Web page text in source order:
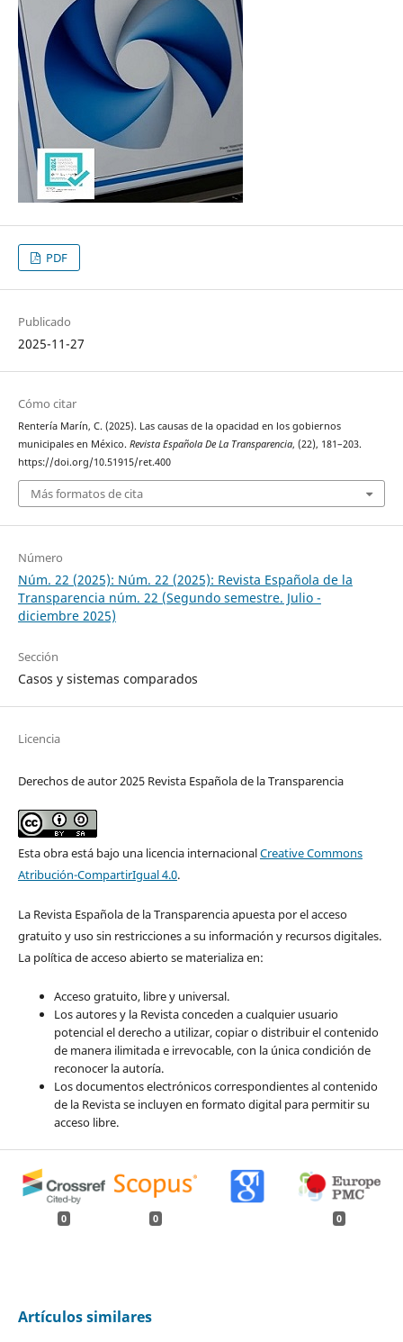
PDF
Publicado
2025-11-27
Cómo citar
Rentería Marín, C. (2025). Las causas de la opacidad en los gobiernos
municipales en México. Revista Española De La Transparencia, (22), 181–203.
https://doi.org/10.51915/ret.400
Más formatos de cita
Número
Núm. 22 (2025): Núm. 22 (2025): Revista Española de la
Transparencia núm. 22 (Segundo semestre. Julio -
diciembre 2025)
Sección
Casos y sistemas comparados
Licencia
Derechos de autor 2025 Revista Española de la Transparencia
Esta obra está bajo una licencia internacionalCreative Commons
Atribución-CompartirIgual 4.0.
La Revista Española de la Transparencia apuesta por el acceso
gratuito y uso sin restricciones a su información y recursos digitales.
La política de acceso abierto se materializa en:
Acceso gratuito, libre y universal.
Los autores y la Revista conceden a cualquier usuario
potencial el derecho a utilizar, copiar o distribuir el contenido
de manera ilimitada e irrevocable, con la única condición de
reconocer la autoría.
Los documentos electrónicos correspondientes al contenido
de la Revista se incluyen en formato digital para permitir su
acceso libre.
0 0 0
Artículos similares